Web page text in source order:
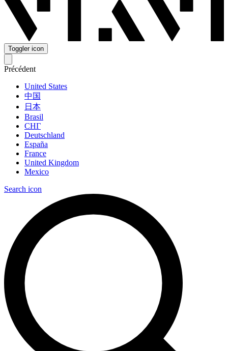
Toggler icon
Précédent
United States
中国
日本
Brasil
СНГ
Deutschland
España
France
United Kingdom
Mexico
Search icon